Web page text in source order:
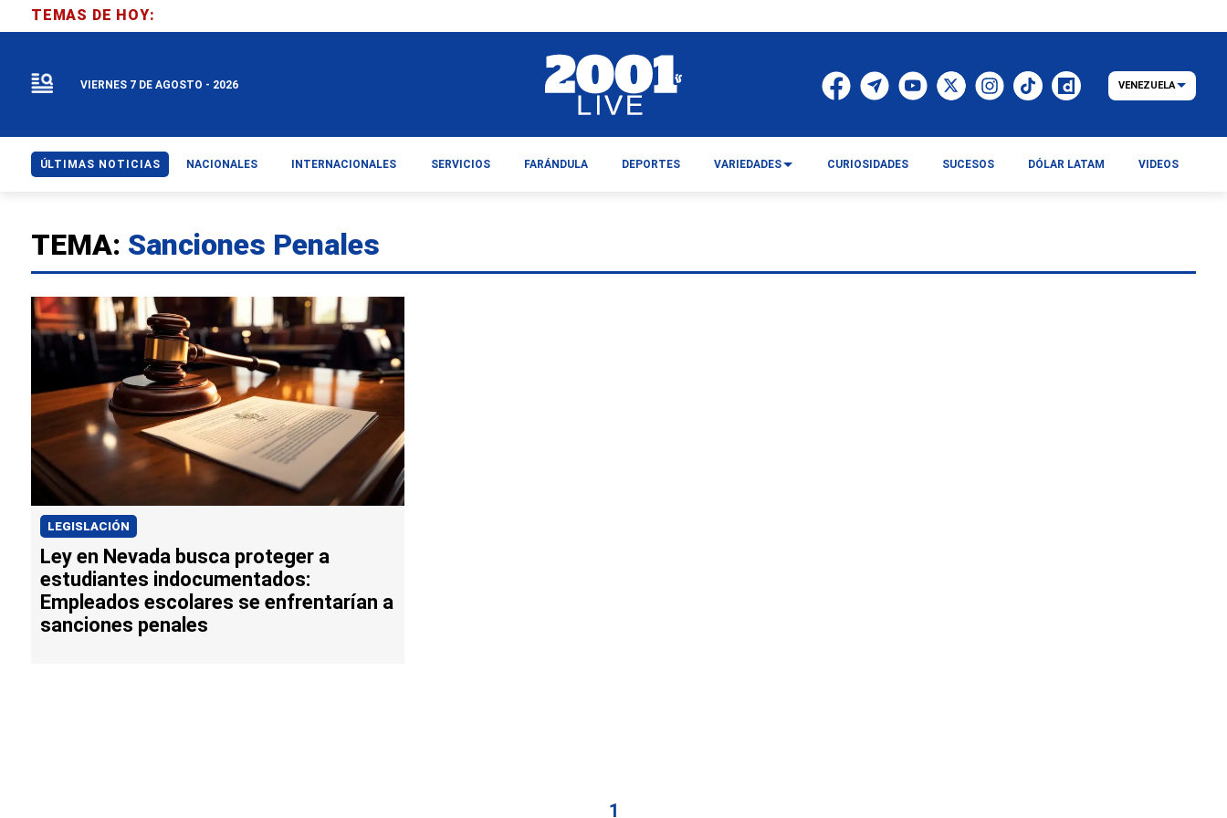
TEMA: Sanciones Penales
LEGISLACIÓN
Ley en Nevada busca proteger a
estudiantes indocumentados:
Empleados escolares se enfrentarían a
sanciones penales
1
TEMAS DE HOY:
VIERNES 7 DE AGOSTO - 2026 VENEZUELA
ÚLTIMAS NOTICIAS NACIONALES INTERNACIONALES SERVICIOS FARÁNDULA DEPORTES VARIEDADES CURIOSIDADES SUCESOS DÓLAR LATAM VIDEOS